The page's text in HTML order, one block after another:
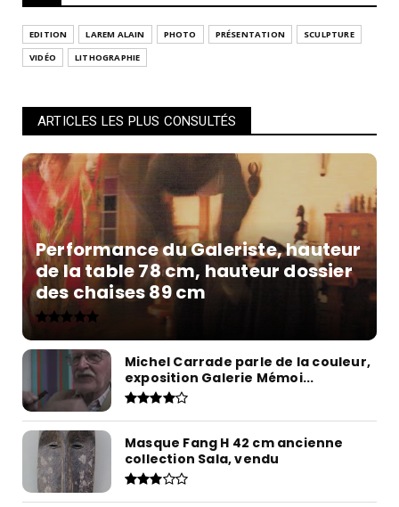
EDITION LAREM ALAIN PHOTO PRÉSENTATION
SCULPTURE
VIDÉO
LITHOGRAPHIE
ARTICLES LES PLUS CONSULTÉS
Performance du Galeriste, hauteur
de la table 78 cm, hauteur dossier
des chaises 89 cm
Michel Carrade parle de la couleur,
exposition Galerie Mémoi...
Masque Fang H 42 cm ancienne
collection Sala, vendu